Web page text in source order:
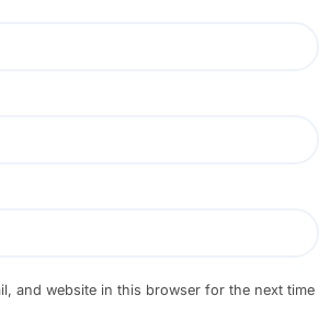
and website in this browser for the next time